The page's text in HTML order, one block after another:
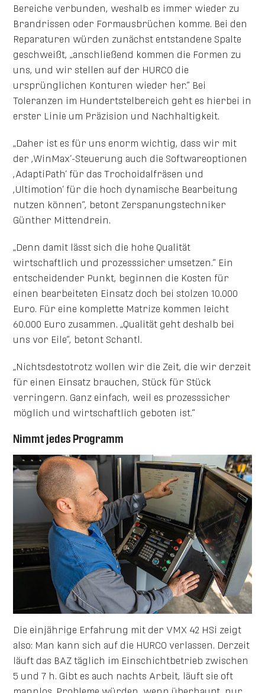
Bereiche verbunden, weshalb es immer wieder zu
Brandrissen oder Formausbrüchen komme. Bei den
Reparaturen würden zunächst entstandene Spalte
geschweißt, „anschließend kommen die Formen zu
uns, und wir stellen auf der HURCO die
ursprünglichen Konturen wieder her.“ Bei
Toleranzen im Hundertstelbereich geht es hierbei in
erster Linie um Präzision und Nachhaltigkeit.
„Daher ist es für uns enorm wichtig, dass wir mit
der ,WinMax‘-Steuerung auch die Softwareoptionen
,AdaptiPath‘ für das Trochoidalfräsen und
,Ultimotion‘ für die hoch dynamische Bearbeitung
nutzen können“, betont Zerspanungstechniker
Günther Mittendrein.
„Denn damit lässt sich die hohe Qualität
wirtschaftlich und prozesssicher umsetzen.“ Ein
entscheidender Punkt, beginnen die Kosten für
einen bearbeiteten Einsatz doch bei stolzen 10.000
Euro. Für eine komplette Matrize kommen leicht
60.000 Euro zusammen. „Qualität geht deshalb bei
uns vor Eile“, betont Schantl.
„Nichtsdestotrotz wollen wir die Zeit, die wir derzeit
für einen Einsatz brauchen, Stück für Stück
verringern. Ganz einfach, weil es prozesssicher
möglich und wirtschaftlich geboten ist.“
Nimmt jedes Programm
Die einjährige Erfahrung mit der VMX 42 HSi zeigt
also: Man kann sich auf die HURCO verlassen. Derzeit
läuft das BAZ täglich im Einschichtbetrieb zwischen
5 und 7 h. Gibt es auch nachts Arbeit, läuft sie oft